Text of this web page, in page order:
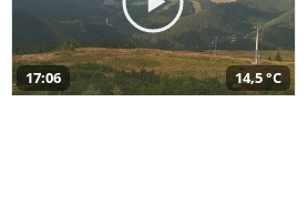
17:06 14,5 °C